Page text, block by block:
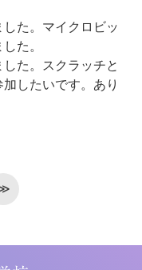
した。マイクロビッ
た。
た。スクラッチと
したいです。あり